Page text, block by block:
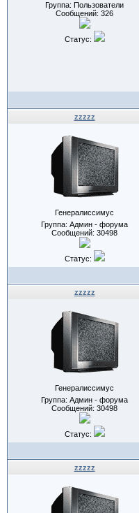
Группа: Пользователи
Сообщений: 326
Статус:
zzzzz
Генералиссимус
Группа: Админ - форума
Сообщений: 30498
Статус:
zzzzz
Генералиссимус
Группа: Админ - форума
Сообщений: 30498
Статус:
zzzzz